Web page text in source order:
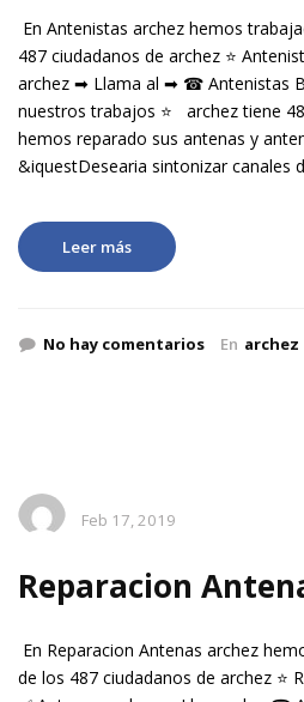
En Antenistas archez hemos
487 ciudadanos de archez ⭐
archez ➡ Llama al ➡ ☎ Antenistas
nuestros trabajos ⭐ archez tiene
hemos reparado sus antenas y
&iquestDesearia sintonizar canales
Leer más
No hay comentarios En archez
Feb 17, 2019
Reparacion
En Reparacion Antenas archez
de los 487 ciudadanos de archez ⭐